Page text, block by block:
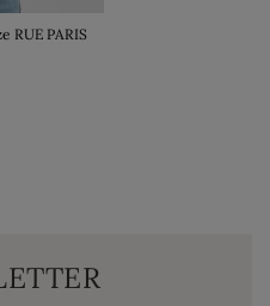
RUE PARIS